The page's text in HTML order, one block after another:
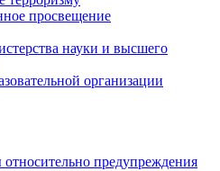
просвещение
науки и высшего
организации
предупреждения